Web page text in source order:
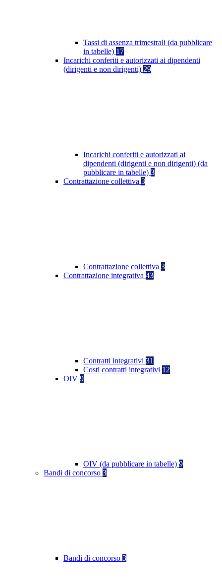
Tassi di assenza trimestrali (da pubblicare
in tabelle) 17
Incarichi conferiti e autorizzati ai dipendenti
(dirigenti e non dirigenti) 29
Incarichi conferiti e autorizzati ai
dipendenti (dirigenti e non dirigenti) (da
pubblicare in tabelle) 3
Contrattazione collettiva 3
Contrattazione collettiva 3
Contrattazione integrativa 43
Contratti integrativi 31
Costi contratti integrativi 12
OIV 9
OIV (da pubblicare in tabelle) 9
Bandi di concorso 3
Bandi di concorso 3